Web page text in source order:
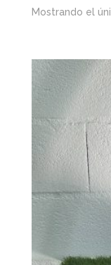
Mostrando el